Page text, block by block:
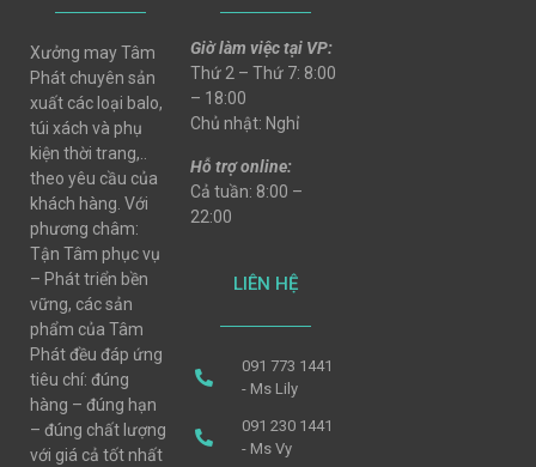
Xưởng may Tâm
Phát chuyên sản
xuất các loại balo,
túi xách và phụ
kiện thời trang,..
theo yêu cầu của
khách hàng. Với
phương châm:
Tận Tâm phục vụ
– Phát triển bền
vững, các sản
phẩm của Tâm
Phát đều đáp ứng
tiêu chí: đúng
hàng – đúng hạn
– đúng chất lượng
với giá cả tốt nhất
Giờ làm việc tại VP:
Thứ 2 – Thứ 7: 8:00
– 18:00
Chủ nhật: Nghỉ
Hỗ trợ online:
Cả tuần: 8:00 –
22:00
LIÊN HỆ
091 773 1441
- Ms Lily
091 230 1441
- Ms Vy